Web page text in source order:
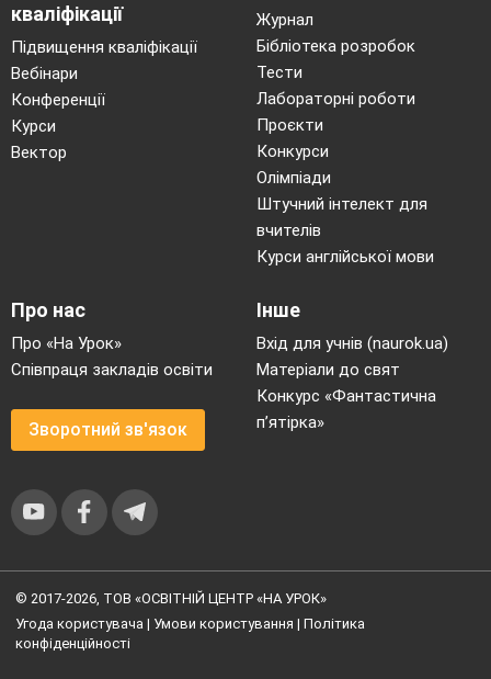
кваліфікації
Підвищення кваліфікації
Вебінари
Конференції
Курси
Вектор
Журнал
Бібліотека розробок
Тести
Лабораторні роботи
Проєкти
Конкурси
Олімпіади
Штучний інтелект для
вчителів
Курси англійської мови
Про нас
Про «На Урок»
Співпраця закладів освіти
Зворотний зв'язок
Інше
Вхід для учнів (naurok.ua)
Матеріали до свят
Конкурс «Фантастична
п’ятірка»
© 2017-2026, ТОВ «ОСВІТНІЙ ЦЕНТР «НА УРОК»
Угода користувача | Умови користування | Політика
конфіденційності